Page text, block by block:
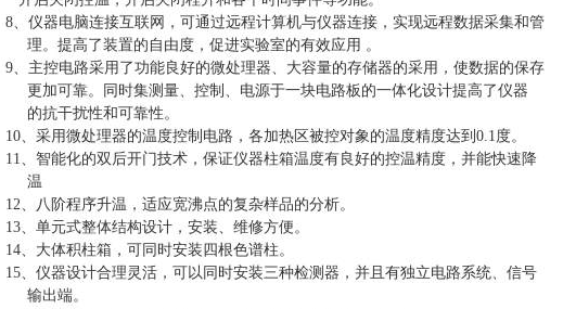
8、仪器电脑连接互联网，可通过远程计算机与仪器连接，实现远程数据采集和管
理。提高了装置的自由度，促进实验室的有效应用 。
9、 主控电路采用了功能良好的微处理器、大容量的存储器的采用，使数据的保存
更加可靠。
同时集测量、控制、电源于一块电路板的一体化设计提高了仪器
的抗干扰性和可靠性。
10、采用微处理器的温度控制电路，各加热区被控对象的温度精度达到0.1度。
11、 智能化的双后开门技术，保证仪器柱箱温度有良好的控温精度，并能快速降
温
12、
八阶程序升温，适应宽沸点的复杂样品的分析。
13、单元式整体结构设计，安装、维修方便。
14、 大体积柱箱，可同时安装 四根色谱柱。
15、仪器设计合理灵活，可以同时安装三种检测器，并且有独立电路系统、信号
输出端。